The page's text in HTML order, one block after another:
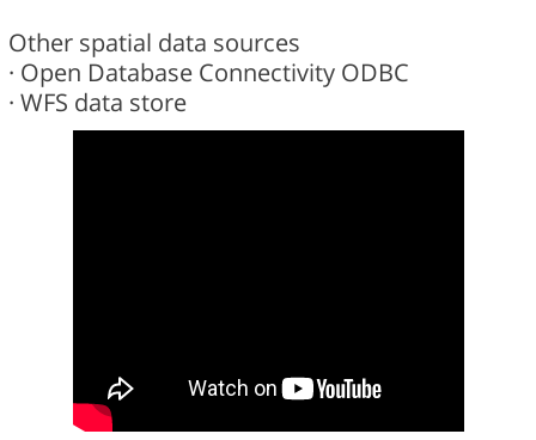
Other spatial data sources
· Open Database Connectivity ODBC
· WFS data store